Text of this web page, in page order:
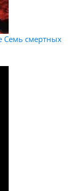
Семь смертных